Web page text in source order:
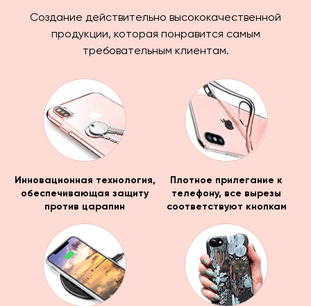
Создание действительно высококачественной
продукции, которая понравится самым
требовательным клиентам.
Инновационная технология,
обеспечивающая защиту
против царапин
Плотное прилегание к
телефону, все вырезы
соответствуют кнопкам